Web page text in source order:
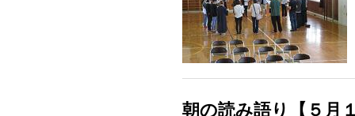
朝の読み語り【５月